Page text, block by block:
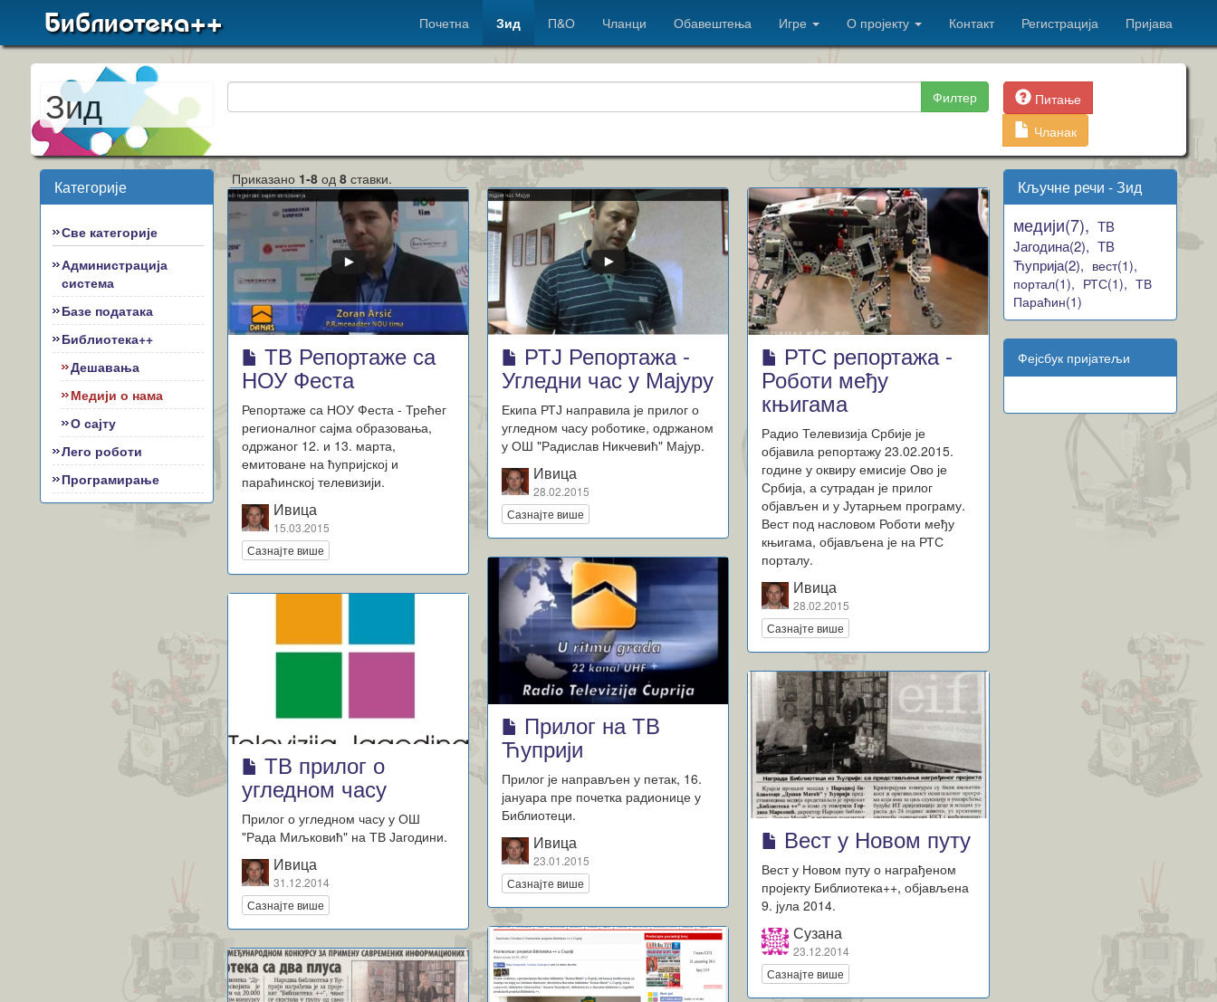
Библиотека++ Почетна Зид П&О Чланци Обавештења Игре О пројекту Контакт Регистрација Пријава
Зид Филтер
Питање
Чланак
Категорије
Све категорије
Администрација
система
Базе података
Библиотека++
Дешавања
Медији о нама
О сајту
Лего роботи
Програмирање
Приказано 1-8 од8 ставки.
ТВ Репортаже са
НОУ Феста
Репортаже са НОУ Феста - Трећег
регионалног сајма образовања,
одржаног 12. и 13. марта,
емитоване на ћупријској и
параћинској телевизији.
Ивица
15.03.2015
Сазнајте више
РТЈ Репортажа -
Угледни час у Мајуру
Екипа РТЈ направила је прилог о
угледном часу роботике, одржаном
у ОШ "Радислав Никчевић" Мајур.
Ивица
28.02.2015
Сазнајте више
РТС репортажа -
Роботи међу
књигама
Радио Телевизија Србије је
објавила репортажу 23.02.2015.
године у оквиру емисије Ово је
Србија, а сутрадан је прилог
објављен и у Јутарњем програму.
Вест под насловом Роботи међу
књигама, објављена је на РТС
порталу.
Ивица
28.02.2015
Сазнајте више
Прилог на ТВ
Ћуприји
Прилог је направљен у петак, 16.
јануара пре почетка радионице у
Библиотеци.
Ивица
23.01.2015
Сазнајте више
ТВ прилог о
угледном часу
Прилог о угледном часу у ОШ
"Рада Миљковић" на ТВ Јагодини.
Ивица
31.12.2014
Сазнајте више
Вест у Новом путу
Вест у Новом путу о награђеном
пројекту Библиотека++, објављена
9. јула 2014.
Сузана
23.12.2014
Сазнајте више
Кључне речи - Зид
медији(7), ТВ
Јагодина(2), ТВ
Ћуприја(2), вест(1),
портал(1), РТС(1), ТВ
Параћин(1)
Фејсбук пријатељи